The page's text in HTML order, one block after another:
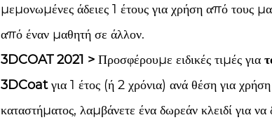
μεμονωμένες άδειες 1 έτους για χρήση από τους
από έναν μαθητή σε άλλον.
3DCOAT 2021 >Προσφέρουμε ειδικές τιμές για
3DCoatγια 1 έτος (ή 2 χρόνια) ανά θέση για
καταστήματος, λαμβάνετε ένα δωρεάν κλειδί για